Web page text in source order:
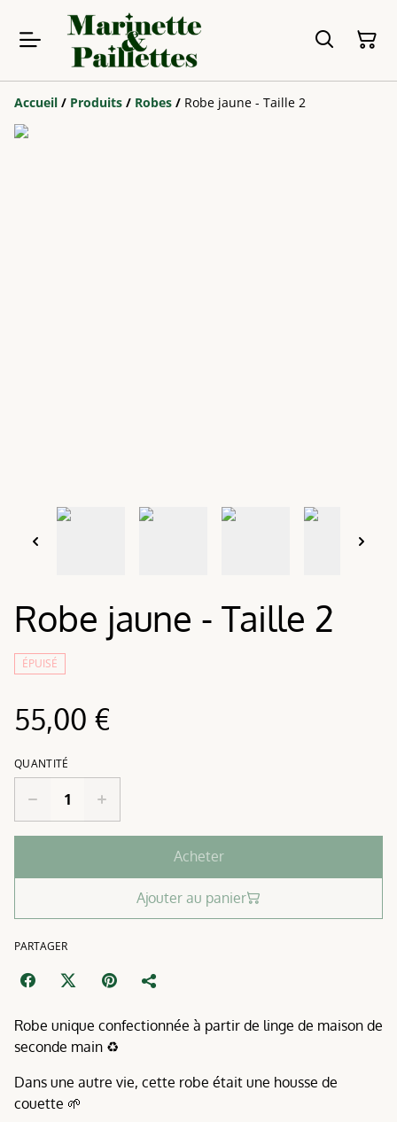
Accueil / Produits / Robes / Robe jaune - Taille 2
Robe jaune - Taille 2
ÉPUISÉ
55,00 €
QUANTITÉ
Acheter
Ajouter au panier
PARTAGER
Robe unique confectionnée à partir de linge de maison de
seconde main ♻️
Dans une autre vie, cette robe était une housse de
couette 🌱